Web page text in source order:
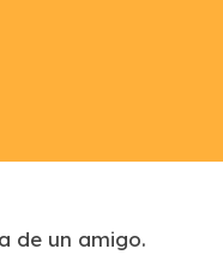
de un amigo.